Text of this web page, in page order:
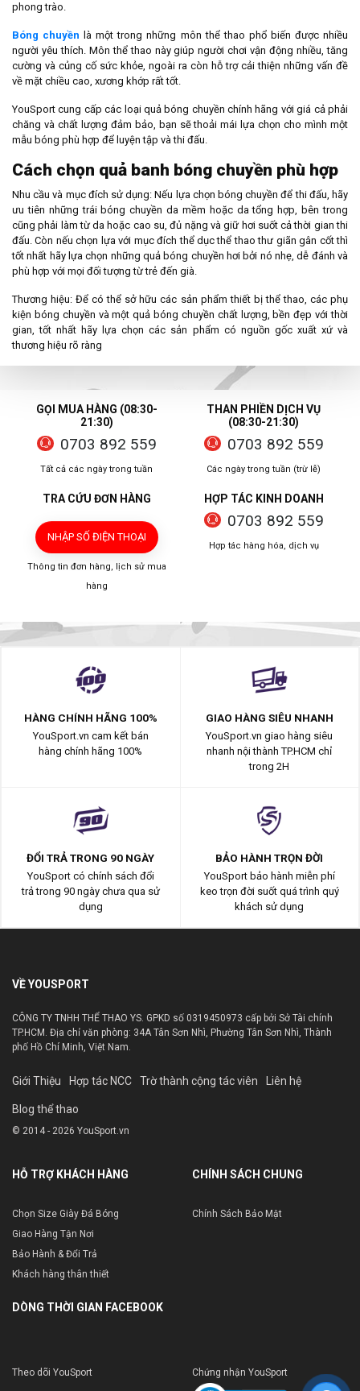
phong trào.
Bóng chuyền là một trong những môn thể thao phổ biến được nhiều
người yêu thích. Môn thể thao này giúp người chơi vận động nhiều, tăng
cường và củng cố sức khỏe, ngoài ra còn hỗ trợ cải thiện những vấn đề
về mặt chiều cao, xương khớp rất tốt.
YouSport cung cấp các loại quả bóng chuyền chính hãng với giá cả phải
chăng và chất lượng đảm bảo, bạn sẽ thoải mái lựa chọn cho mình một
mẫu bóng phù hợp để luyện tập và thi đấu.
Cách chọn quả banh bóng chuyền phù hợp
Nhu cầu và mục đích sử dụng: Nếu lựa chọn bóng chuyền để thi đấu, hãy
ưu tiên những trái bóng chuyền da mềm hoặc da tổng hợp, bên trong
cũng phải làm từ da hoặc cao su, đủ nặng và giữ hơi suốt cả thời gian thi
đấu. Còn nếu chọn lựa với mục đích thể dục thể thao thư giãn gân cốt thì
tốt nhất hãy lựa chọn những quả bóng chuyền hơi bởi nó nhẹ, dễ đánh và
phù hợp với mọi đối tượng từ trẻ đến già.
Thương hiệu: Để có thể sở hữu các sản phẩm thiết bị thể thao, các phụ
kiện bóng chuyền và một quả bóng chuyền chất lượng, bền đẹp với thời
gian, tốt nhất hãy lựa chọn các sản phẩm có nguồn gốc xuất xứ và
thương hiệu rõ ràng
GỌI MUA HÀNG (08:30-
21:30)
0703 892 559
Tất cả các ngày trong tuần
THAN PHIỀN DỊCH VỤ
(08:30-21:30)
0703 892 559
Các ngày trong tuần (trừ lễ)
TRA CỨU ĐƠN HÀNG
NHẬP SỐ ĐIỆN THOẠI
Thông tin đơn hàng, lịch sử mua
hàng
HỢP TÁC KINH DOANH
0703 892 559
Hợp tác hàng hóa, dịch vụ
HÀNG CHÍNH HÃNG 100%
YouSport.vn cam kết bán
hàng chính hãng 100%
GIAO HÀNG SIÊU NHANH
YouSport.vn giao hàng siêu
nhanh nội thành TP.HCM chỉ
trong 2H
ĐỔI TRẢ TRONG 90 NGÀY
YouSport có chính sách đổi
trả trong 90 ngày chưa qua sử
dụng
BẢO HÀNH TRỌN ĐỜI
YouSport bảo hành miễn phí
keo trọn đời suốt quá trình quý
khách sử dụng
VỀ YOUSPORT
CÔNG TY TNHH THỂ THAO YS. GPKD số 0319450973 cấp bởi Sở Tài chính
TP.HCM. Địa chỉ văn phòng: 34A Tân Sơn Nhì, Phường Tân Sơn Nhì, Thành
phố Hồ Chí Minh, Việt Nam.
Giới Thiệu Hợp tác NCC Trờ thành cộng tác viên Liên hệ
Blog thể thao
© 2014 - 2026 YouSport.vn
HỖ TRỢ KHÁCH HÀNG
Chọn Size Giày Đá Bóng
Giao Hàng Tận Nơi
Bảo Hành & Đổi Trả
Khách hàng thân thiết
CHÍNH SÁCH CHUNG
Chính Sách Bảo Mật
DÒNG THỜI GIAN FACEBOOK
Theo dõi YouSport Chứng nhận YouSport